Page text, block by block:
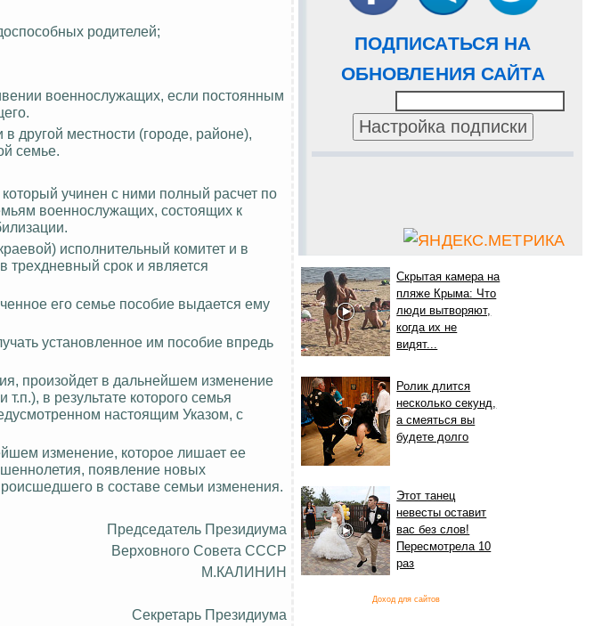
ПОДПИСАТЬСЯ НА
ОБНОВЛЕНИЯ САЙТА
Скрытая камера на
пляже Крыма: Что
люди вытворяют,
когда их не
видят...
Ролик длится
несколько секунд,
а смеяться вы
будете долго
Этот танец
невесты оставит
вас без слов!
Пересмотрела 10
раз
Доход для сайтов
родителей;
военнослужащих, если постоянным
местности (городе, районе),
семье.
учинен с ними полный расчет по
военнослужащих, состоящих к
исполнительный комитет и в
срок и является
его семье пособие выдается ему
установленное им пособие впредь
произойдет в дальнейшем изменение
в результате которого семья
настоящим Указом, с
изменение, которое лишает ее
появление новых
в составе семьи изменения.
Председатель Президиума
Верховного Совета СССР
М.КАЛИНИН
Секретарь Президиума